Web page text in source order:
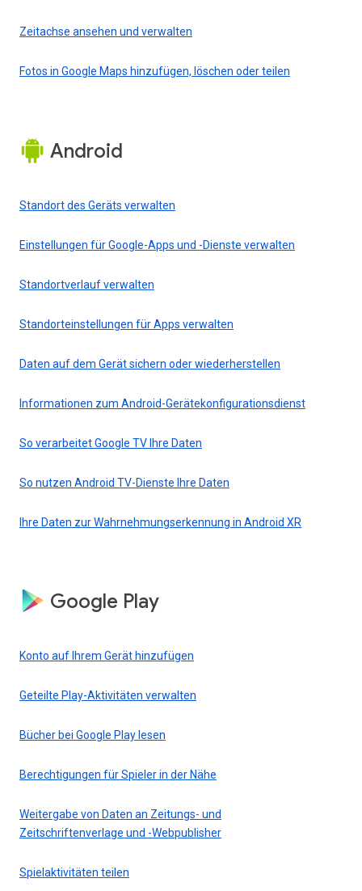
Zeitachse ansehen und verwalten
Fotos in Google Maps hinzufügen, löschen oder teilen
Android
Standort des Geräts verwalten
Einstellungen für Google-Apps und -Dienste verwalten
Standortverlauf verwalten
Standorteinstellungen für Apps verwalten
Daten auf dem Gerät sichern oder wiederherstellen
Informationen zum Android-Gerätekonfigurationsdienst
So verarbeitet Google TV Ihre Daten
So nutzen Android TV-Dienste Ihre Daten
Ihre Daten zur Wahrnehmungserkennung in Android XR
Google Play
Konto auf Ihrem Gerät hinzufügen
Geteilte Play-Aktivitäten verwalten
Bücher bei Google Play lesen
Berechtigungen für Spieler in der Nähe
Weitergabe von Daten an Zeitungs- und
Zeitschriftenverlage und -Webpublisher
Spielaktivitäten teilen